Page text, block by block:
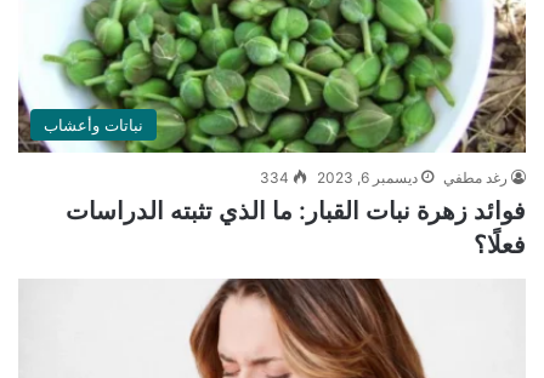
نباتات وأعشاب
رغد مطفي ديسمبر 6, 2023 334
فوائد زهرة نبات القبار: ما الذي تثبته الدراسات
فعلًا؟